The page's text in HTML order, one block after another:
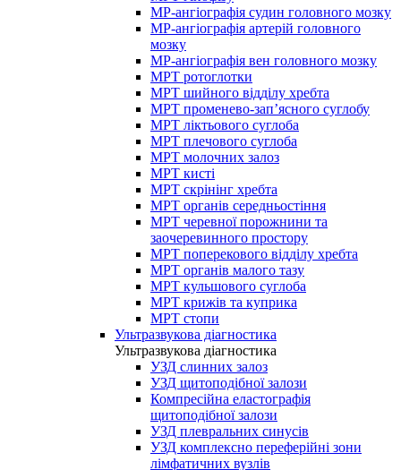
МР-ангіографія судин головного мозку
МР-ангіографія артерій головного
мозку
МР-ангіографія вен головного мозку
МРТ ротоглотки
МРТ шийного відділу хребта
МРТ променево-зап’ясного суглобу
МРТ ліктьового суглоба
МРТ плечового суглоба
МРТ молочних залоз
МРТ кисті
МРТ скрінінг хребта
МРТ органів середньостіння
МРТ черевної порожнини та
заочеревинного простору
МРТ поперекового відділу хребта
МРТ органів малого тазу
МРТ кульшового суглоба
МРТ крижів та куприка
МРТ стопи
Ультразвукова діагностика
Ультразвукова діагностика
УЗД слинних залоз
УЗД щитоподібної залози
Компресійна еластографія
щитоподібної залози
УЗД плевральних синусів
УЗД комплексно переферійні зони
лімфатичних вузлів